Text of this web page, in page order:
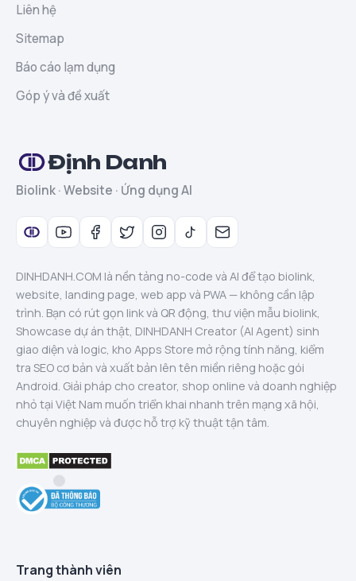
Liên hệ
Sitemap
Báo cáo lạm dụng
Góp ý và đề xuất
Định Danh
Biolink · Website · Ứng dụng AI
DINHDANH.COM là nền tảng no-code và AI để tạo biolink,
website, landing page, web app và PWA — không cần lập
trình. Bạn có rút gọn link và QR động, thư viện mẫu biolink,
Showcase dự án thật, DINHDANH Creator (AI Agent) sinh
giao diện và logic, kho Apps Store mở rộng tính năng, kiểm
tra SEO cơ bản và xuất bản lên tên miền riêng hoặc gói
Android. Giải pháp cho creator, shop online và doanh nghiệp
nhỏ tại Việt Nam muốn triển khai nhanh trên mạng xã hội,
chuyên nghiệp và được hỗ trợ kỹ thuật tận tâm.
Trang thành viên